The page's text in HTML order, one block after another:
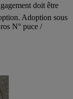
doit être
Adoption sous
N° puce /